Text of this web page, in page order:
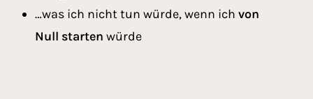
…was ich nicht tun würde, wenn ich von
Null starten würde